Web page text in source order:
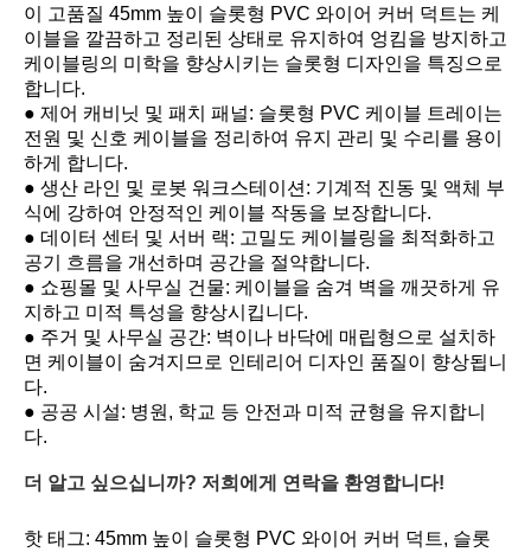
이 고품질 45mm 높이 슬롯형 PVC 와이어 커버 덕트는 케
이블을 깔끔하고 정리된 상태로 유지하여 엉킴을 방지하고
케이블링의 미학을 향상시키는 슬롯형 디자인을 특징으로
합니다.
● 제어 캐비닛 및 패치 패널: 슬롯형 PVC 케이블 트레이는
전원 및 신호 케이블을 정리하여 유지 관리 및 수리를 용이
하게 합니다.
● 생산 라인 및 로봇 워크스테이션: 기계적 진동 및 액체 부
식에 강하여 안정적인 케이블 작동을 보장합니다.
● 데이터 센터 및 서버 랙: 고밀도 케이블링을 최적화하고
공기 흐름을 개선하며 공간을 절약합니다.
● 쇼핑몰 및 사무실 건물: 케이블을 숨겨 벽을 깨끗하게 유
지하고 미적 특성을 향상시킵니다.
● 주거 및 사무실 공간: 벽이나 바닥에 매립형으로 설치하
면 케이블이 숨겨지므로 인테리어 디자인 품질이 향상됩니
다.
● 공공 시설: 병원, 학교 등 안전과 미적 균형을 유지합니
다.
더 알고 싶으십니까? 저희에게 연락을 환영합니다!
핫 태그: 45mm 높이 슬롯형 PVC 와이어 커버 덕트, 슬롯